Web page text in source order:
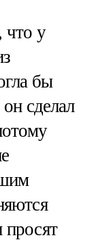
что у
бы
сделал